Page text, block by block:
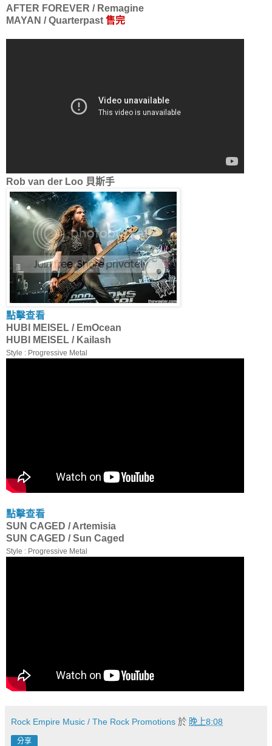
AFTER FOREVER / Remagine
MAYAN / Quarterpast 售完
Rob van der Loo 貝斯手
點擊查看
HUBI MEISEL / EmOcean
HUBI MEISEL / Kailash
Style : Progressive Metal
點擊查看
SUN CAGED / Artemisia
SUN CAGED / Sun Caged
Style : Progressive Metal
Rock Empire Music / The Rock Promotions 於 晚上8:08
分享